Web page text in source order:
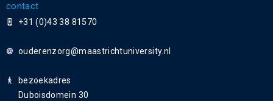
contact
+31 (0)43 38 81570
ouderenzorg
bezoekadres
Duboisdomein 30